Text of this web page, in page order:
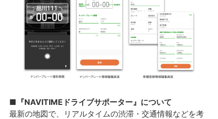
■『NAVITIMEドライブサポーター』について
最新の地図で、リアルタイムの渋滞・交通情報などを考